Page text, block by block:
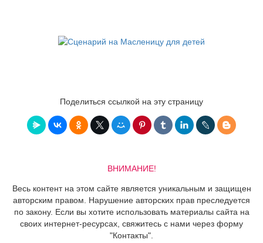
Поделиться ссылкой на эту страницу
ВНИМАНИЕ!
Весь контент на этом сайте является уникальным и защищен
авторским правом. Нарушение авторских прав преследуется
по закону. Если вы хотите использовать материалы сайта на
своих интернет-ресурсах, свяжитесь с нами через форму
"Контакты".